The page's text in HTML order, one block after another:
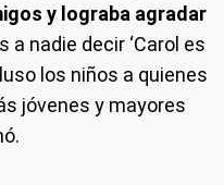
y lograba agradar
a nadie decir ‘Carol es
los niños a quienes
jóvenes y mayores